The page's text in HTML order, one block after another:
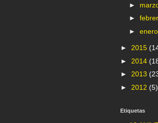
►
►
► enero
► 2015
► 2014
► 2013
► 2012 (5)
Etiquetas